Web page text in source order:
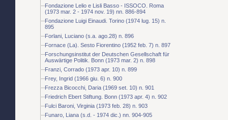
Fondazione Lelio e Lisli Basso - ISSOCO. Roma
(1973 mar. 2 - 1974 nov. 19) nn. 886-894
Fondazione Luigi Einaudi. Torino (1974 lug. 15) n.
895
Forlani, Luciano (s.a. ago.28) n. 896
Fornace (La). Sesto Fiorentino (1952 feb. 7) n. 897
Forschungsinstitut der Deutschen Gesellschaft für
Auswärtige Politik. Bonn (1973 mar. 2) n. 898
Franzi, Corrado (1973 apr. 10) n. 899
Frey, Ingrid (1966 giu. 6) n. 900
Frezza Bicocchi, Daria (1969 set. 10) n. 901
Friedrich Ebert Stiftung. Bonn (1973 apr. 4) n. 902
Fulci Baroni, Virginia (1973 feb. 28) n. 903
Funaro, Liana (s.d. - 1974 dic.) nn. 904-905